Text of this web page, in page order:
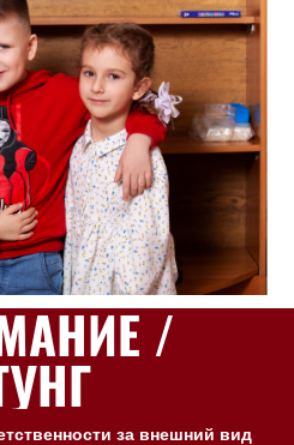
/
за внешний вид